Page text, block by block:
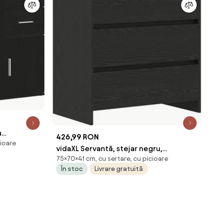
426,99 RON
vidaXL Servantă, stejar negru,
70x41x75cm, lemn prelucrat
75×70×41 cm, cu sertare, cu picioare
În stoc
Livrare gratuită